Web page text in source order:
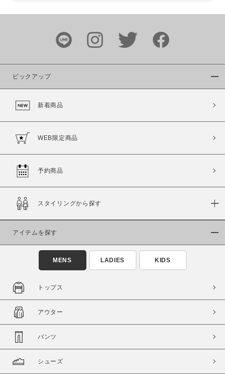
ブランド
カラー
商品タイプ
通常商品
セール価格 WEB限定
在庫
在庫あり
ピックアップ
新着商品
WEB限定商品
予約商品
スタイリングから探す
アイテムを探す
MENS LADIES KIDS
トップス
アウター
パンツ
シューズ